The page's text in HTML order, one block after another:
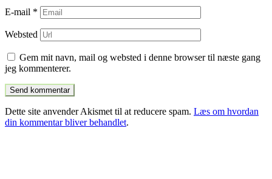
E-mail *
Websted
Gem mit navn, mail og websted i denne browser til næste gang
jeg kommenterer.
Dette site anvender Akismet til at reducere spam. Læs om hvordan
din kommentar bliver behandlet.